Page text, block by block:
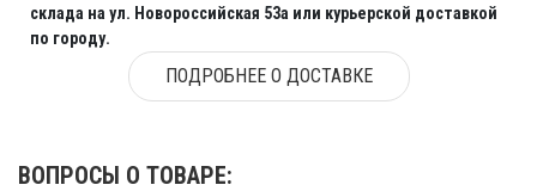
склада на ул. Новороссийская 53а или курьерской доставкой
по городу.
ПОДРОБНЕЕ О ДОСТАВКЕ
ВОПРОСЫ О ТОВАРЕ: